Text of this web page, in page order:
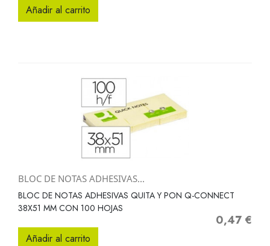
Añadir al carrito
BLOC DE NOTAS ADHESIVAS...
BLOC DE NOTAS ADHESIVAS QUITA Y PON Q-CONNECT
38X51 MM CON 100 HOJAS
Precio
0,47 €
Añadir al carrito